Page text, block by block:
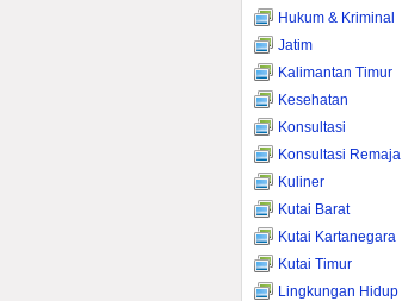
Hukum & Kriminal
Jatim
Kalimantan Timur
Kesehatan
Konsultasi
Konsultasi Remaja
Kuliner
Kutai Barat
Kutai Kartanegara
Kutai Timur
Lingkungan Hidup